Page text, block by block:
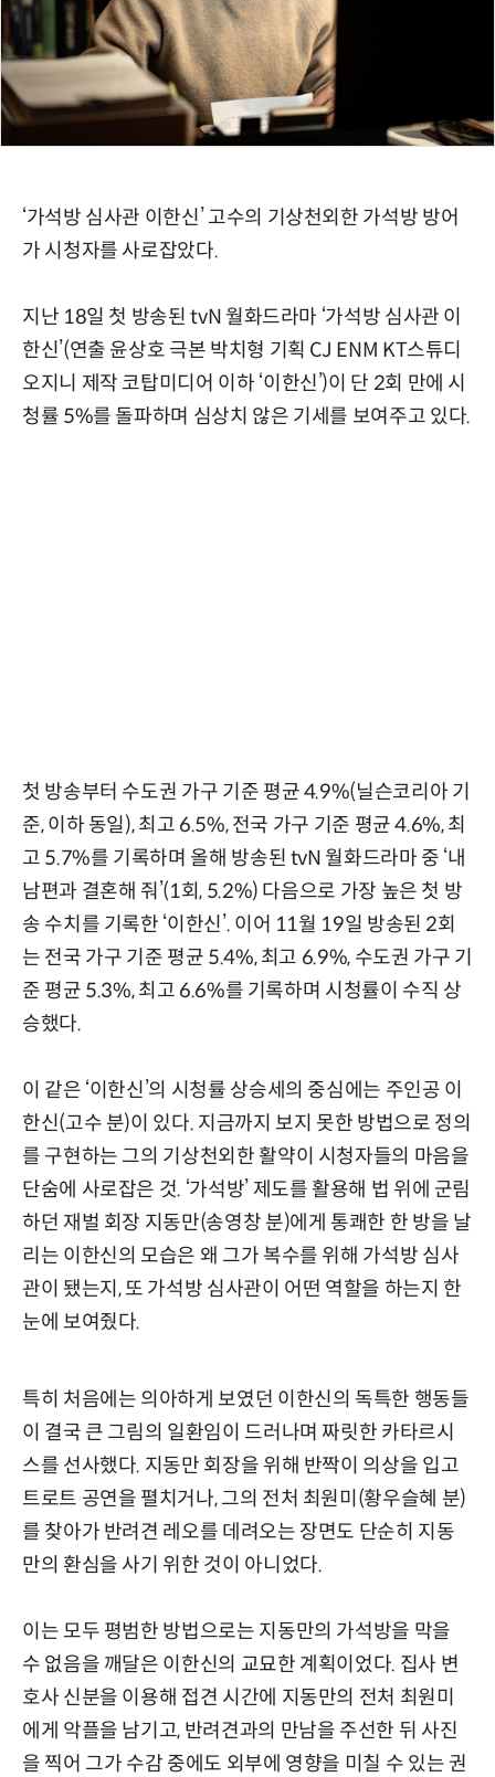
‘가석방 심사관 이한신’ 고수의 기상천외한 가석방 방어
가 시청자를 사로잡았다.
지난 18일 첫 방송된 tvN 월화드라마 ‘가석방 심사관 이
한신’(연출 윤상호 극본 박치형 기획 CJ ENM KT스튜디
오지니 제작 코탑미디어 이하 ‘이한신’)이 단 2회 만에 시
청률 5%를 돌파하며 심상치 않은 기세를 보여주고 있다.
첫 방송부터 수도권 가구 기준 평균 4.9%(닐슨코리아 기
준, 이하 동일), 최고 6.5%, 전국 가구 기준 평균 4.6%, 최
고 5.7%를 기록하며 올해 방송된 tvN 월화드라마 중 ‘내
남편과 결혼해 줘’(1회, 5.2%) 다음으로 가장 높은 첫 방
송 수치를 기록한 ‘이한신’. 이어 11월 19일 방송된 2회
는 전국 가구 기준 평균 5.4%, 최고 6.9%, 수도권 가구 기
준 평균 5.3%, 최고 6.6%를 기록하며 시청률이 수직 상
승했다.
이 같은 ‘이한신’의 시청률 상승세의 중심에는 주인공 이
한신(고수 분)이 있다. 지금까지 보지 못한 방법으로 정의
를 구현하는 그의 기상천외한 활약이 시청자들의 마음을
단숨에 사로잡은 것. ‘가석방’ 제도를 활용해 법 위에 군림
하던 재벌 회장 지동만(송영창 분)에게 통쾌한 한 방을 날
리는 이한신의 모습은 왜 그가 복수를 위해 가석방 심사
관이 됐는지, 또 가석방 심사관이 어떤 역할을 하는지 한
눈에 보여줬다.
특히 처음에는 의아하게 보였던 이한신의 독특한 행동들
이 결국 큰 그림의 일환임이 드러나며 짜릿한 카타르시
스를 선사했다. 지동만 회장을 위해 반짝이 의상을 입고
트로트 공연을 펼치거나, 그의 전처 최원미(황우슬혜 분)
를 찾아가 반려견 레오를 데려오는 장면도 단순히 지동
만의 환심을 사기 위한 것이 아니었다.
이는 모두 평범한 방법으로는 지동만의 가석방을 막을
수 없음을 깨달은 이한신의 교묘한 계획이었다. 집사 변
호사 신분을 이용해 접견 시간에 지동만의 전처 최원미
에게 악플을 남기고, 반려견과의 만남을 주선한 뒤 사진
을 찍어 그가 수감 중에도 외부에 영향을 미칠 수 있는 권